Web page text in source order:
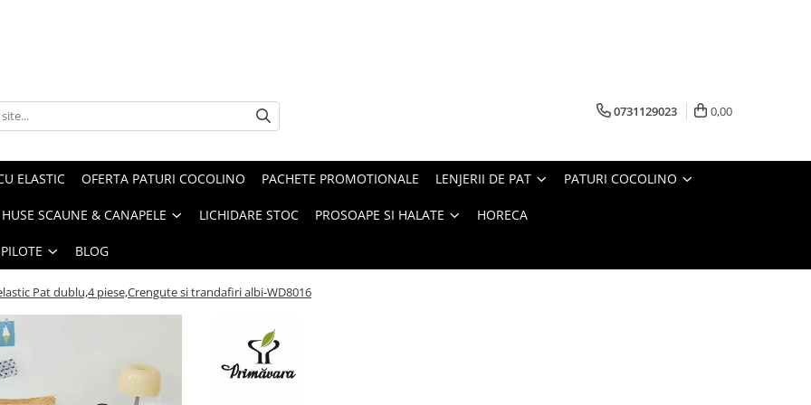
0731129023 0,00
ELASTIC OFERTA PATURI COCOLINO PACHETE PROMOTIONALE LENJERII DE PAT PATURI COCOLINO
HUSE SCAUNE & CANAPELE LICHIDARE STOC PROSOAPE SI HALATE HORECA
BLOG
Pat dublu,4 piese,Crengute si trandafiri albi-WD8016